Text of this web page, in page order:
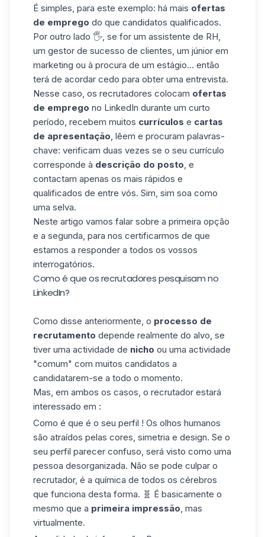
É simples, para este exemplo: há mais ofertas
de emprego do que candidatos qualificados.
Por outro lado 🖐, se for um assistente de RH,
um gestor de sucesso de clientes, um júnior em
marketing ou à procura de um estágio... então
terá de acordar cedo para obter uma entrevista.
Nesse caso, os recrutadores colocam ofertas
de emprego no LinkedIn durante um curto
período, recebem muitos currículos e cartas
de apresentação, lêem e procuram palavras-
chave: verificam duas vezes se o seu currículo
corresponde à descrição do posto, e
contactam apenas os mais rápidos e
qualificados de entre vós. Sim, sim soa como
uma selva.
Neste artigo vamos falar sobre a primeira opção
e a segunda, para nos certificarmos de que
estamos a responder a todos os vossos
interrogatórios.
Como é que os recrutadores pesquisam no
LinkedIn?
Como disse anteriormente, o processo de
recrutamento depende realmente do alvo, se
tiver uma actividade de nicho ou uma actividade
"comum" com muitos candidatos a
candidatarem-se a todo o momento.
Mas, em ambos os casos, o recrutador estará
interessado em :
Como é que é o seu perfil ! Os olhos humanos
são atraídos pelas cores, simetria e design. Se o
seu perfil parecer confuso, será visto como uma
pessoa desorganizada. Não se pode culpar o
recrutador, é a química de todos os cérebros
que funciona desta forma. 🧬 É basicamente o
mesmo que a primeira impressão , mas
virtualmente.